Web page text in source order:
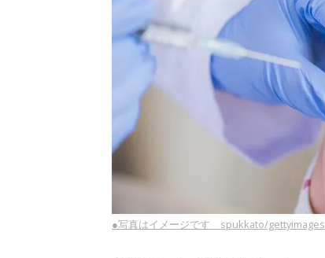
●写真はイメージです spukkato/gettyimages